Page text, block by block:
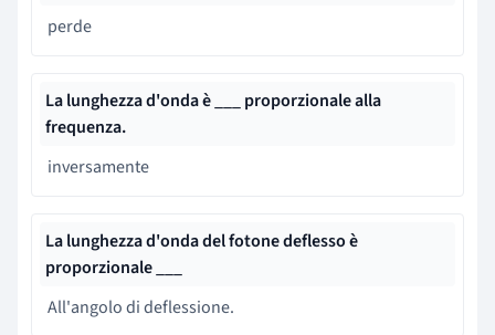
perde
La lunghezza d'onda è ___ proporzionale alla
frequenza.
inversamente
La lunghezza d'onda del fotone deflesso è
proporzionale ___
All'angolo di deflessione.